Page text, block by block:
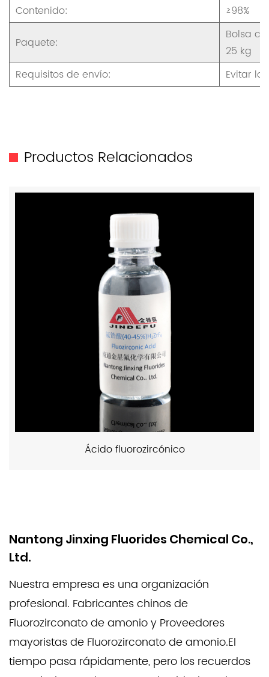
Contenido:
≥98%
Paquete:
Bolsa
25 kg
Requisitos de envío:
Evitar
Productos Relacionados
Ácido fluorozircónico
Nantong Jinxing Fluorides Chemical Co.,
Ltd.
Nuestra empresa es una organización
profesional. Fabricantes chinos de
Fluorozirconato de amonioy Proveedores
mayoristas de Fluorozirconato de amonio.El
tiempo pasa rápidamente, pero los recuerdos